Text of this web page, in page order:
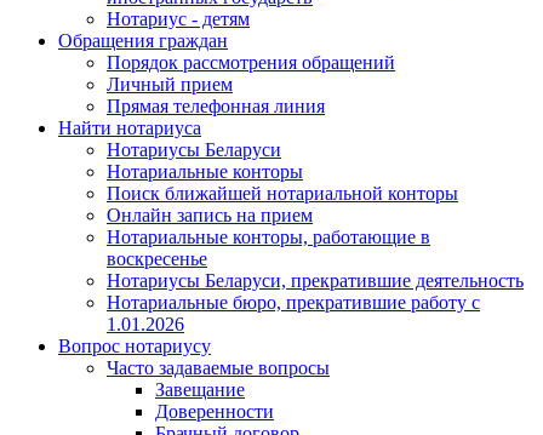
Нотариус - детям
Обращения граждан
Порядок рассмотрения обращений
Личный прием
Прямая телефонная линия
Найти нотариуса
Нотариусы Беларуси
Нотариальные конторы
Поиск ближайшей нотариальной конторы
Онлайн запись на прием
Нотариальные конторы, работающие в
воскресенье
Нотариусы Беларуси, прекратившие деятельность
Нотариальные бюро, прекратившие работу с
1.01.2026
Вопрос нотариусу
Часто задаваемые вопросы
Завещание
Доверенности